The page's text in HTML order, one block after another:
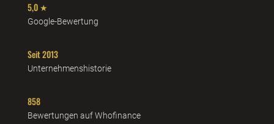
5,0 ★
Google-Bewertung
Seit 2013
Unternehmenshistorie
858
Bewertungen auf Whofinance